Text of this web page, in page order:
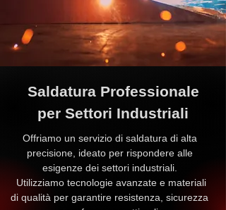
Saldatura Professionale
per Settori Industriali
Offriamo un servizio di saldatura di alta
precisione, ideato per rispondere alle
esigenze dei settori industriali.
Utilizziamo tecnologie avanzate e materiali
di qualità per garantire resistenza, sicurezza